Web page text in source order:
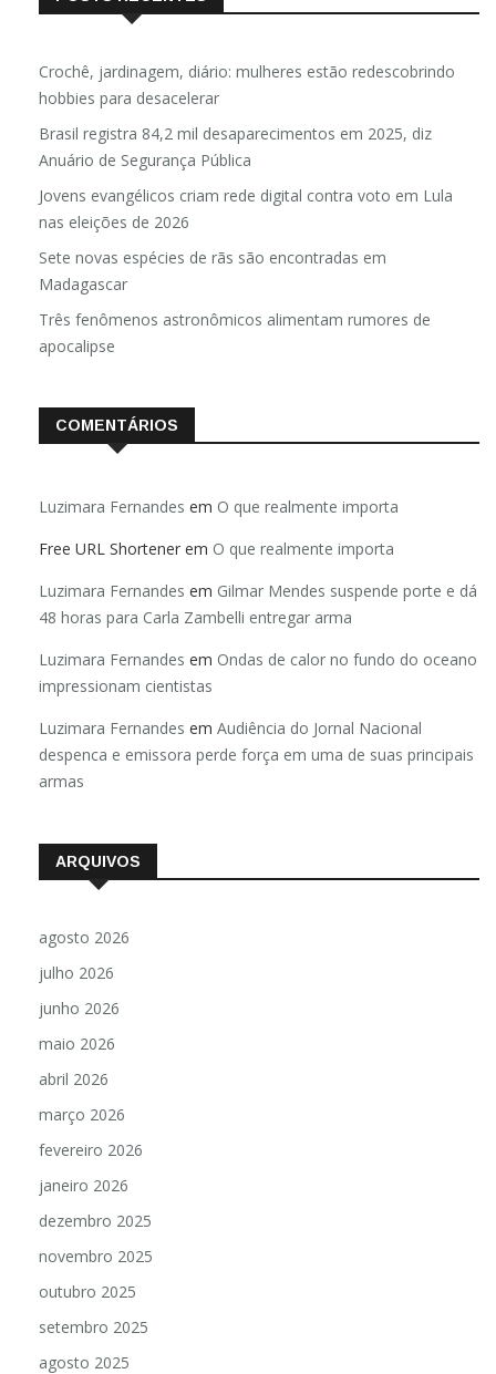
Crochê, jardinagem, diário: mulheres estão redescobrindo
hobbies para desacelerar
Brasil registra 84,2 mil desaparecimentos em 2025, diz
Anuário de Segurança Pública
Jovens evangélicos criam rede digital contra voto em Lula
nas eleições de 2026
Sete novas espécies de rãs são encontradas em
Madagascar
Três fenômenos astronômicos alimentam rumores de
apocalipse
COMENTÁRIOS
Luzimara Fernandes em O que realmente importa
Free URL Shortener em O que realmente importa
Luzimara Fernandes em Gilmar Mendes suspende porte e dá
48 horas para Carla Zambelli entregar arma
Luzimara Fernandes em Ondas de calor no fundo do oceano
impressionam cientistas
Luzimara Fernandes em Audiência do Jornal Nacional
despenca e emissora perde força em uma de suas principais
armas
ARQUIVOS
agosto 2026
julho 2026
junho 2026
maio 2026
abril 2026
março 2026
fevereiro 2026
janeiro 2026
dezembro 2025
novembro 2025
outubro 2025
setembro 2025
agosto 2025